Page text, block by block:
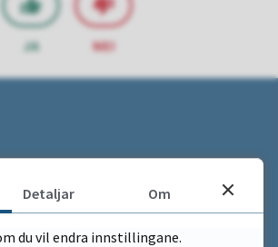
JA NEI
1
Detaljar Om
du vil endra innstillingane.